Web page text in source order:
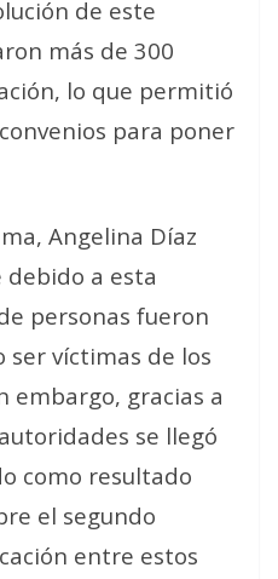
de este
más de 300
lo que permitió
para poner
Angelina Díaz
debido a esta
personas fueron
ser víctimas de los
embargo, gracias a
se llegó
como resultado
el segundo
entre estos